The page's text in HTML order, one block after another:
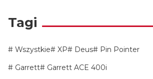
Tagi
Wszystkie XP Deus
Pin Pointer
Garrett
Garrett ACE 400i